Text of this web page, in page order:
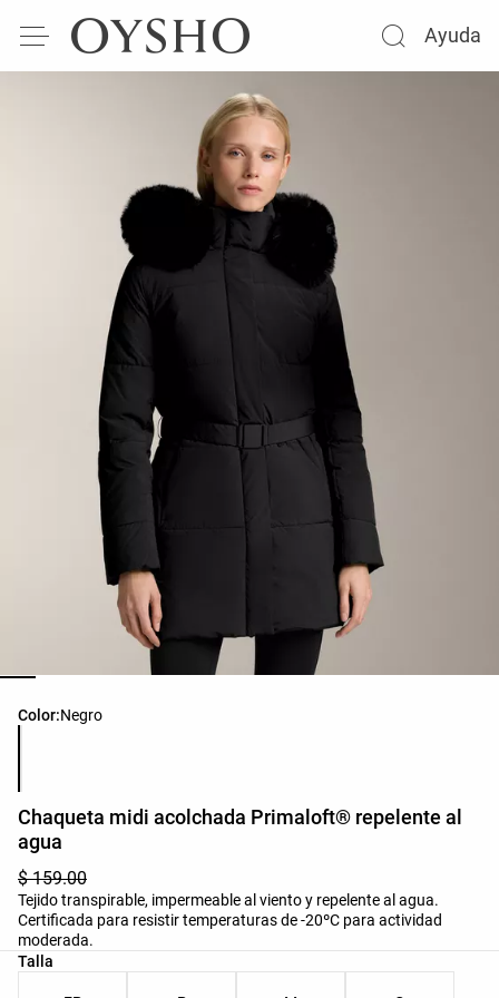
Ayuda
Color:Negro
Lista de colores del producto
Chaqueta midi acolchada Primaloft® repelente al
agua
$ 159.00
Tejido transpirable, impermeable al viento y repelente al agua.
Certificada para resistir temperaturas de -20ºC para actividad
moderada.
Talla
Lista de tallas del producto